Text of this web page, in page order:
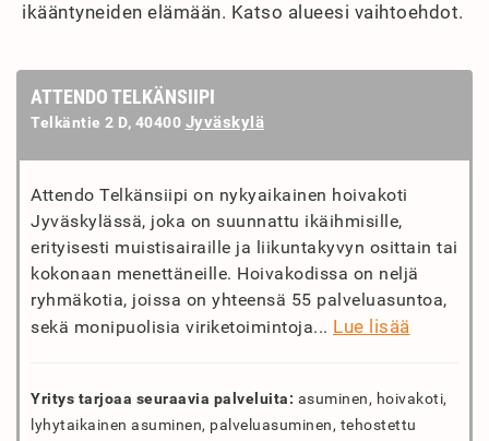
ikääntyneiden elämään. Katso alueesi vaihtoehdot.
ATTENDO TELKÄNSIIPI
Telkäntie 2 D, 40400 Jyväskylä
Attendo Telkänsiipi on nykyaikainen hoivakoti
Jyväskylässä, joka on suunnattu ikäihmisille,
erityisesti muistisairaille ja liikuntakyvyn osittain tai
kokonaan menettäneille. Hoivakodissa on neljä
ryhmäkotia, joissa on yhteensä 55 palveluasuntoa,
sekä monipuolisia viriketoimintoja... Lue lisää
Yritys tarjoaa seuraavia palveluita: asuminen, hoivakoti,
lyhytaikainen asuminen, palveluasuminen, tehostettu